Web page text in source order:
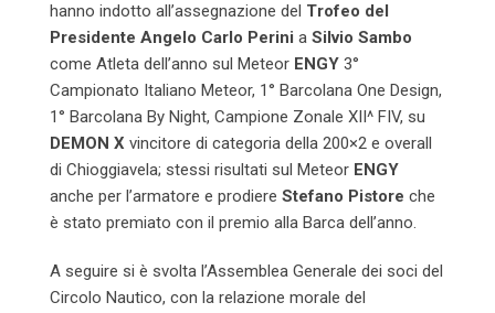
hanno indotto all’assegnazione del Trofeo del
Presidente Angelo Carlo Perini a Silvio Sambo
come Atleta dell’anno sul Meteor ENGY 3°
Campionato Italiano Meteor, 1° Barcolana One Design,
1° Barcolana By Night, Campione Zonale XII^ FIV, su
DEMON X vincitore di categoria della 200×2 e overall
di Chioggiavela; stessi risultati sul Meteor ENGY
anche per l’armatore e prodiere Stefano Pistore che
è stato premiato con il premio alla Barca dell’anno.
A seguire si è svolta l’Assemblea Generale dei soci del
Circolo Nautico, con la relazione morale del